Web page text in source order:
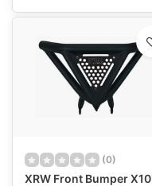
(0)
XRW Front Bumper X10